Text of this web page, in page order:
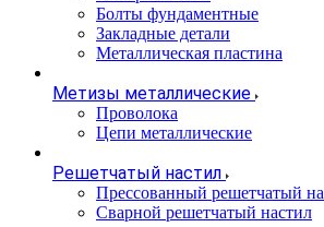
Болты фундаментные
Закладные детали
Металлическая пластина
Метизы металлические
Проволока
Цепи металлические
Решетчатый настил
Прессованный решетчатый
Сварной решетчатый настил